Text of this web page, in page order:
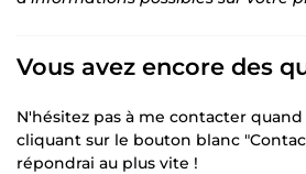
Vous avez encore des
N'hésitez pas à me contacter
cliquant sur le bouton blanc
répondrai au plus vite !